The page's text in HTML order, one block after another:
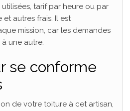
tarif par heure ou par
autres frais. Il est
mission, car les demandes
à une autre.
se conforme
de votre toiture à cet artisan,